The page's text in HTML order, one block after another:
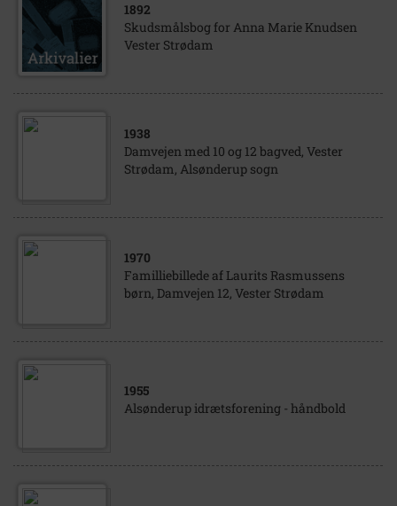
1892
Skudsmålsbog for Anna Marie Knudsen
Vester Strødam
1938
Damvejen med 10 og 12 bagved, Vester
Strødam, Alsønderup sogn
1970
Familliebillede af Laurits Rasmussens
børn, Damvejen 12, Vester Strødam
1955
Alsønderup idrætsforening - håndbold